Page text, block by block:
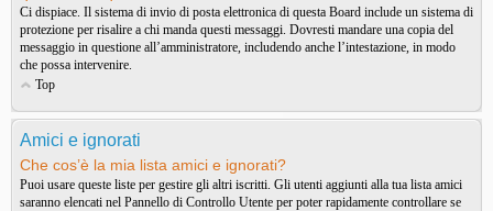
Ci dispiace. Il sistema di invio di posta elettronica di questa Board include un sistema di
protezione per risalire a chi manda questi messaggi. Dovresti mandare una copia del
messaggio in questione all’amministratore, includendo anche l’intestazione, in modo
che possa intervenire.
Top
Amici e ignorati
Che cos’è la mia lista amici e ignorati?
Puoi usare queste liste per gestire gli altri iscritti. Gli utenti aggiunti alla tua lista amici
saranno elencati nel Pannello di Controllo Utente per poter rapidamente controllare se